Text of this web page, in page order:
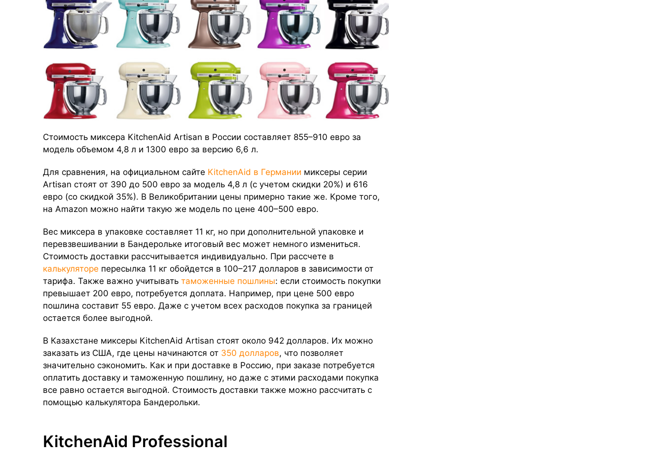
Стоимость миксера KitchenAid Artisan в России составляет 855–910 евро за
модель объемом 4,8 л и 1300 евро за версию 6,6 л.
Для сравнения, на официальном сайте KitchenAid в Германии миксеры серии
Artisan стоят от 390 до 500 евро за модель 4,8 л (с учетом скидки 20%) и 616
евро (со скидкой 35%). В Великобритании цены примерно такие же. Кроме того,
на Amazon можно найти такую же модель по цене 400–500 евро.
Вес миксера в упаковке составляет 11 кг, но при дополнительной упаковке и
перевзвешивании в Бандерольке итоговый вес может немного измениться.
Стоимость доставки рассчитывается индивидуально. При рассчете в
калькуляторе пересылка 11 кг обойдется в 100–217 долларов в зависимости от
тарифа. Также важно учитывать таможенные пошлины: если стоимость покупки
превышает 200 евро, потребуется доплата. Например, при цене 500 евро
пошлина составит 55 евро. Даже с учетом всех расходов покупка за границей
остается более выгодной.
В Казахстане миксеры KitchenAid Artisan стоят около 942 долларов. Их можно
заказать из США, где цены начинаются от 350 долларов, что позволяет
значительно сэкономить. Как и при доставке в Россию, при заказе потребуется
оплатить доставку и таможенную пошлину, но даже с этими расходами покупка
все равно остается выгодной. Стоимость доставки также можно рассчитать с
помощью калькулятора Бандерольки.
KitchenAid Professional